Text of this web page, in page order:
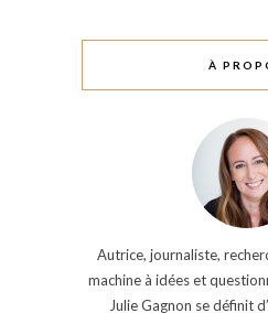
À
Autrice, journaliste,
machine à idées et
Julie Gagnon se définit